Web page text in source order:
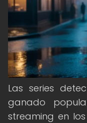
Las series
ganado
streaming en